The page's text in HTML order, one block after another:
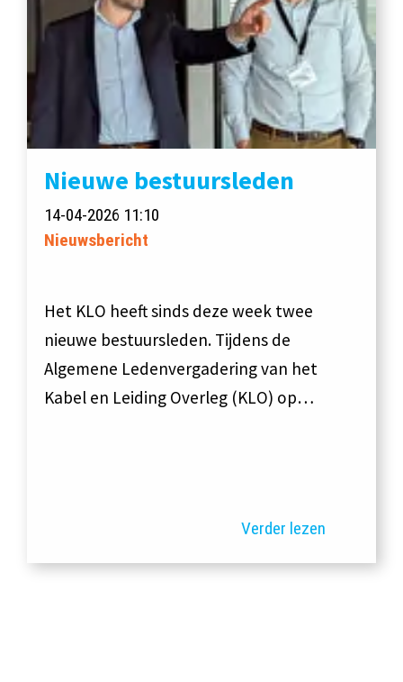
Nieuwe bestuursleden
14-04-2026 11:10
Nieuwsbericht
Het KLO heeft sinds deze week twee
nieuwe bestuursleden. Tijdens de
Algemene Ledenvergadering van het
Kabel en Leiding Overleg (KLO) op…
Verder lezen